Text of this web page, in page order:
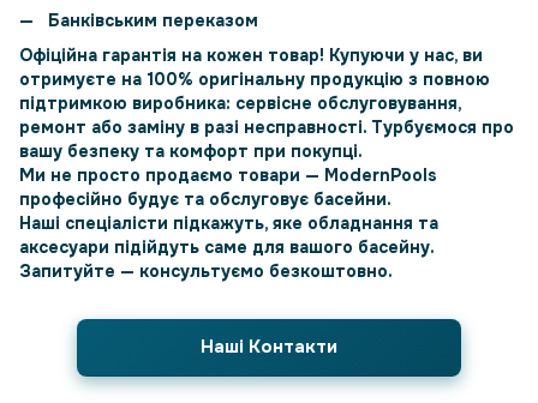
Банківським переказом
Офіційна гарантія на кожен товар! Купуючи у нас, ви
отримуєте на 100% оригінальну продукцію з повною
підтримкою виробника: сервісне обслуговування,
ремонт або заміну в разі несправності. Турбуємося про
вашу безпеку та комфорт при покупці.
Ми не просто продаємо товари — ModernPools
професійно будує та обслуговує басейни.
Наші спеціалісти підкажуть, яке обладнання та
аксесуари підійдуть саме для вашого басейну.
Запитуйте — консультуємо безкоштовно.
Наші Контакти